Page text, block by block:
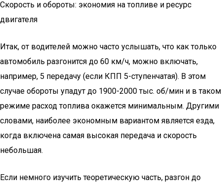
Скорость и обороты: экономия на топливе и ресурс
двигателя
Итак, от водителей можно часто услышать, что как только
автомобиль разгонится до 60 км/ч, можно включать,
например, 5 передачу (если КПП 5-ступенчатая). В этом
случае обороты упадут до 1900-2000 тыс. об/мин и в таком
режиме расход топлива окажется минимальным. Другими
словами, наиболее экономным вариантом является езда,
когда включена самая высокая передача и скорость
небольшая.
Если немного изучить теоретическую часть, разгон до